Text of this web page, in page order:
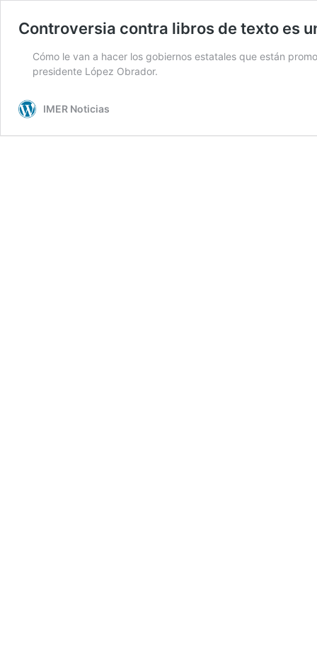
Controversia contra libros de texto es
Cómo le van a hacer los gobiernos estatales que están
presidente López Obrador.
IMER Noticias